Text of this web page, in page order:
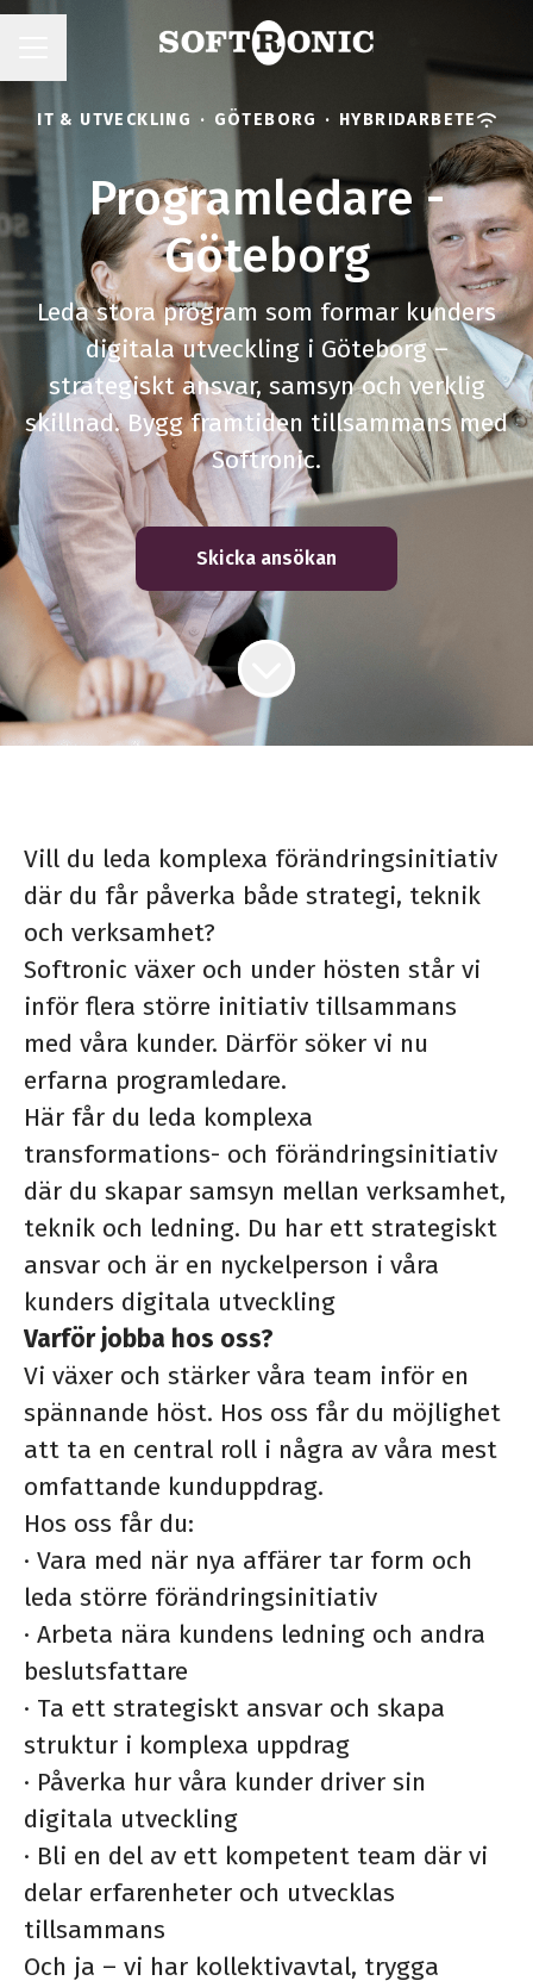
IT & UTVECKLING · GÖTEBORG · HYBRIDARBETE
Programledare -
Göteborg
Leda stora program som formar kunders
digitala utveckling i Göteborg –
strategiskt ansvar, samsyn och verklig
skillnad. Bygg framtiden tillsammans med
Softronic.
Skicka ansökan
Vill du leda komplexa förändringsinitiativ
där du får påverka både strategi, teknik
och verksamhet?
Softronic växer och under hösten står vi
inför flera större initiativ tillsammans
med våra kunder. Därför söker vi nu
erfarna programledare.
Här får du leda komplexa
transformations- och förändringsinitiativ
där du skapar samsyn mellan verksamhet,
teknik och ledning. Du har ett strategiskt
ansvar och är en nyckelperson i våra
kunders digitala utveckling
Varför jobba hos oss?
Vi växer och stärker våra team inför en
spännande höst. Hos oss får du möjlighet
att ta en central roll i några av våra mest
omfattande kunduppdrag.
Hos oss får du:
· Vara med när nya affärer tar form och
leda större förändringsinitiativ
· Arbeta nära kundens ledning och andra
beslutsfattare
· Ta ett strategiskt ansvar och skapa
struktur i komplexa uppdrag
· Påverka hur våra kunder driver sin
digitala utveckling
· Bli en del av ett kompetent team där vi
delar erfarenheter och utvecklas
tillsammans
Och ja – vi har kollektivavtal, trygga